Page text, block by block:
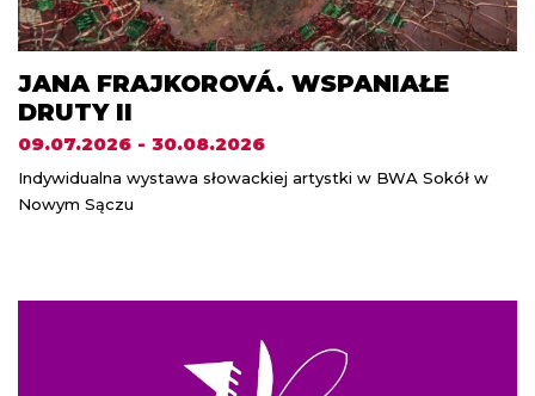
JANA FRAJKOROVÁ. WSPANIAŁE
DRUTY II
09.07.2026 - 30.08.2026
Indywidualna wystawa słowackiej artystki w BWA Sokół w
Nowym Sączu